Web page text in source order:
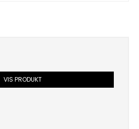
VIS PRODUKT